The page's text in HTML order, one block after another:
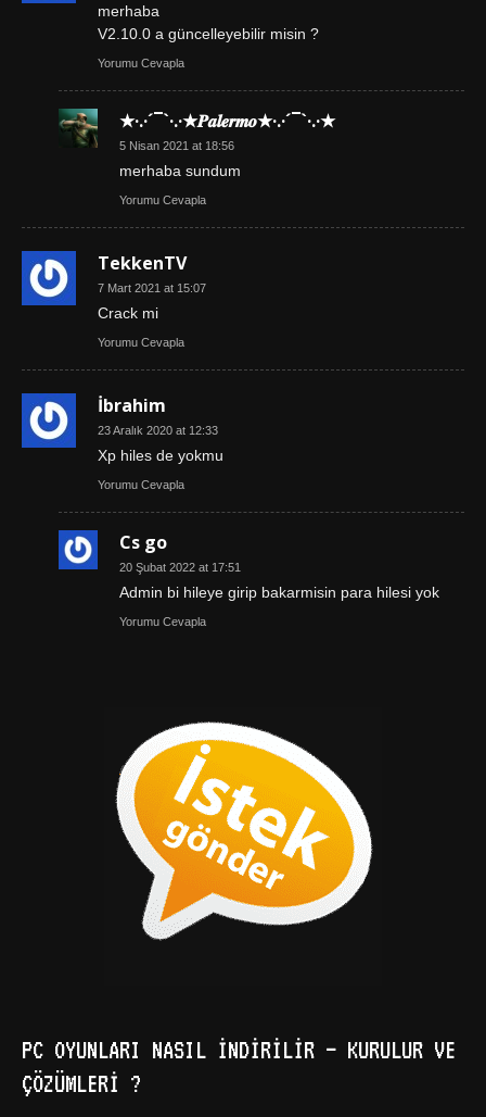
merhaba
V2.10.0 a güncelleyebilir misin ?
Yorumu Cevapla
★·.·´¯`·.·★𝑷𝒂𝒍𝒆𝒓𝒎𝒐★·.·´¯`·.·★
5 Nisan 2021 at 18:56
merhaba sundum
Yorumu Cevapla
TekkenTV
7 Mart 2021 at 15:07
Crack mi
Yorumu Cevapla
İbrahim
23 Aralık 2020 at 12:33
Xp hiles de yokmu
Yorumu Cevapla
Cs go
20 Şubat 2022 at 17:51
Admin bi hileye girip bakarmisin para hilesi yok
Yorumu Cevapla
PC OYUNLARI NASIL İNDIRILIR – KURULUR VE
ÇÖZÜMLERI ?